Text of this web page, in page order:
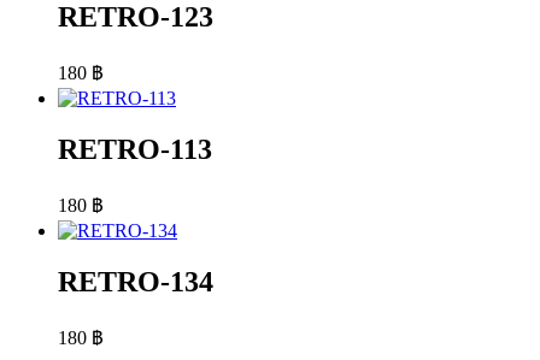
RETRO-123
180 ฿
RETRO-113
180 ฿
RETRO-134
180 ฿